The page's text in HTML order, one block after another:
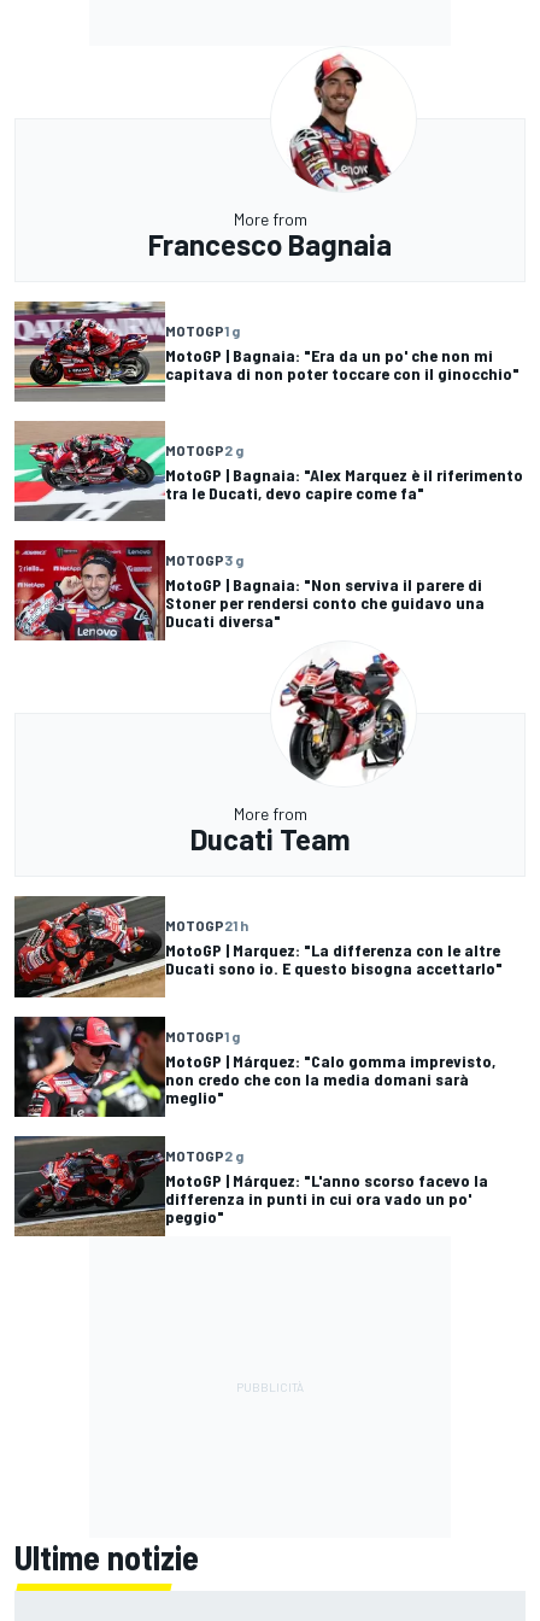
More from
Francesco Bagnaia
MOTOGP1 g
MotoGP | Bagnaia: "Era da un po' che non mi
capitava di non poter toccare con il ginocchio"
MOTOGP2 g
MotoGP | Bagnaia: "Alex Marquez è il riferimento
tra le Ducati, devo capire come fa"
MOTOGP3 g
MotoGP | Bagnaia: "Non serviva il parere di
Stoner per rendersi conto che guidavo una
Ducati diversa"
More from
Ducati Team
MOTOGP21 h
MotoGP | Marquez: "La differenza con le altre
Ducati sono io. E questo bisogna accettarlo"
MOTOGP1 g
MotoGP | Márquez: "Calo gomma imprevisto,
non credo che con la media domani sarà
meglio"
MOTOGP2 g
MotoGP | Márquez: "L'anno scorso facevo la
differenza in punti in cui ora vado un po'
peggio"
Ultime notizie